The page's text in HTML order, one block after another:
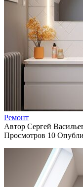
Ремонт
Автор Сергей
Просмотров 10